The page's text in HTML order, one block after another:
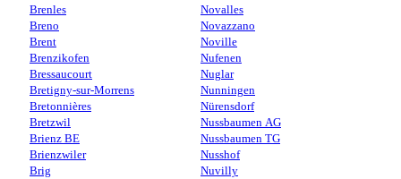
Brenles
Breno
Brent
Brenzikofen
Bressaucourt
Bretigny-sur-Morrens
Bretonnières
Bretzwil
Brienz BE
Brienzwiler
Brig
Novalles
Novazzano
Noville
Nufenen
Nuglar
Nunningen
Nürensdorf
Nussbaumen AG
Nussbaumen TG
Nusshof
Nuvilly